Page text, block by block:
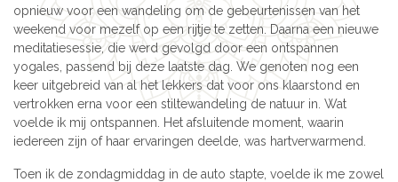
opnieuw voor een wandeling om de gebeurtenissen van het
weekend voor mezelf op een rijtje te zetten. Daarna een nieuwe
meditatiesessie, die werd gevolgd door een ontspannen
yogales, passend bij deze laatste dag. We genoten nog een
keer uitgebreid van al het lekkers dat voor ons klaarstond en
vertrokken erna voor een stiltewandeling de natuur in. Wat
voelde ik mij ontspannen. Het afsluitende moment, waarin
iedereen zijn of haar ervaringen deelde, was hartverwarmend.
Toen ik de zondagmiddag in de auto stapte, voelde ik me zowel